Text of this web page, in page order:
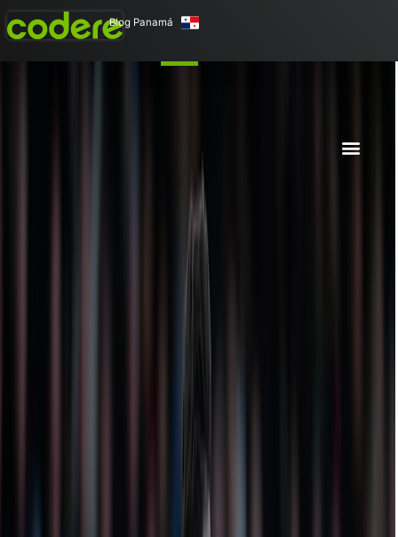
Blog Panamá